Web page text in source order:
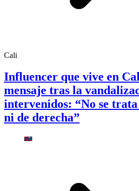
Cali
Influencer que vive en
mensaje tras la
intervenidos: “No se
ni de derecha”